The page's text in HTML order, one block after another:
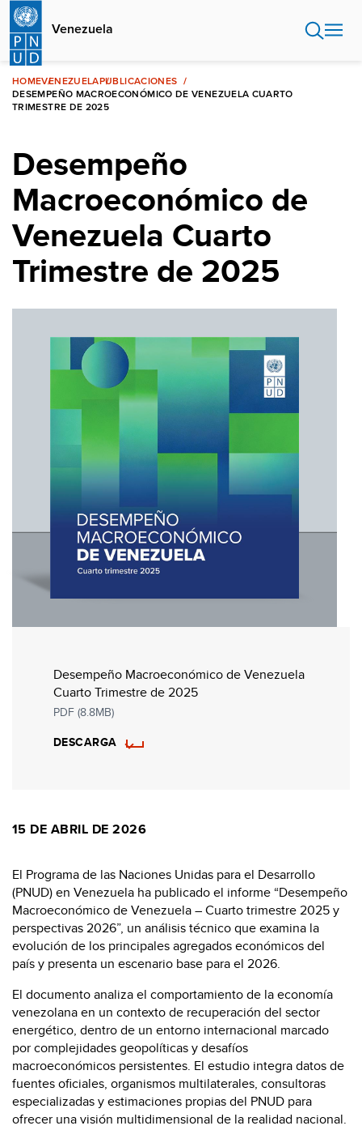
Pasar
contenido
principal
Venezuela
HOMEVENEZUELAPUBLICACIONES
DESEMPEÑO MACROECONÓMICO DE VENEZUELA CUARTO
TRIMESTRE DE 2025
Desempeño
Macroeconómico de
Venezuela Cuarto
Trimestre de 2025
Desempeño Macroeconómico de Venezuela
Cuarto Trimestre de 2025
PDF (8.8MB)
DESCARGA
15 DE ABRIL DE 2026
El Programa de las Naciones Unidas para el Desarrollo
(PNUD) en Venezuela ha publicado el informe “Desempeño
Macroeconómico de Venezuela – Cuarto trimestre 2025 y
perspectivas 2026”, un análisis técnico que examina la
evolución de los principales agregados económicos del
país y presenta un escenario base para el 2026.
El documento analiza el comportamiento de la economía
venezolana en un contexto de recuperación del sector
energético, dentro de un entorno internacional marcado
por complejidades geopolíticas y desafíos
macroeconómicos persistentes. El estudio integra datos de
fuentes oficiales, organismos multilaterales, consultoras
especializadas y estimaciones propias del PNUD para
ofrecer una visión multidimensional de la realidad nacional.